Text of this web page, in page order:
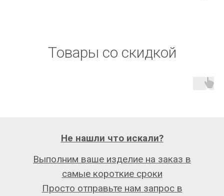
Товары со скидкой
Выполним ваше изделие на заказ в
самые короткие сроки
Просто отправьте нам запрос в
Не нашли что искали?